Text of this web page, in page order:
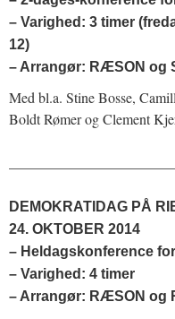
– Varighed: 3 timer
12)
– Arrangør: RÆSON og
Med bl.a. Stine Bosse,
Boldt Rømer og Clement
DEMOKRATIDAG PÅ
24. OKTOBER 2014
– Heldagskonference
– Varighed: 4 timer
– Arrangør: RÆSON og